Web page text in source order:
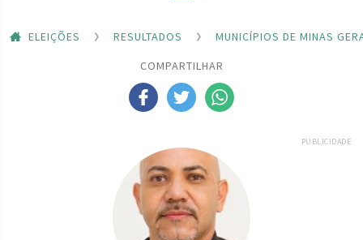
ELEIÇÕES RESULTADOS
MUNICÍPIOS DE MINAS
COMPARTILHAR
PUBLICIDADE